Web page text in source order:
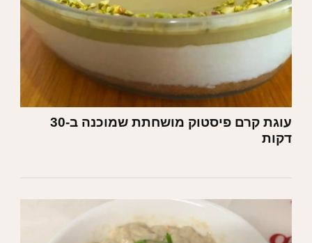
עוגת קרם פיסטוק מושחתת שמוכנה ב-30
דקות